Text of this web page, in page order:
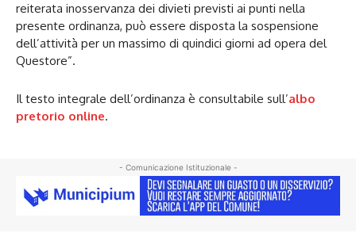
reiterata inosservanza dei divieti previsti ai punti nella
presente ordinanza, può essere disposta la sospensione
dell’attività per un massimo di quindici giorni ad opera del
Questore”.
Il testo integrale dell’ordinanza è consultabile sull’albo
pretorio online.
- Comunicazione Istituzionale -